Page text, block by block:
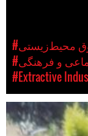
محیط‌زیستی
و فرهنگی
#Extractive